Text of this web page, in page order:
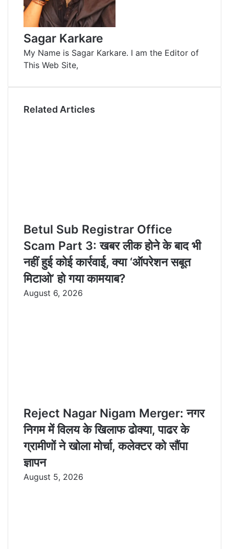
m
a
l
Sagar Karkare
My Name is Sagar Karkare. I am the Editor of
This Web Site,
Related Articles
Betul Sub Registrar Office
Scam Part 3: खबर लीक होने के बाद भी
नहीं हुई कोई कार्रवाई, क्या ‘ऑपरेशन सबूत
मिटाओ’ हो गया कामयाब?
August 6, 2026
Reject Nagar Nigam Merger: नगर
निगम में विलय के खिलाफ ढोक्या, पाढर के
ग्रामीणों ने खोला मोर्चा, कलेक्टर को सौंपा
ज्ञापन
August 5, 2026